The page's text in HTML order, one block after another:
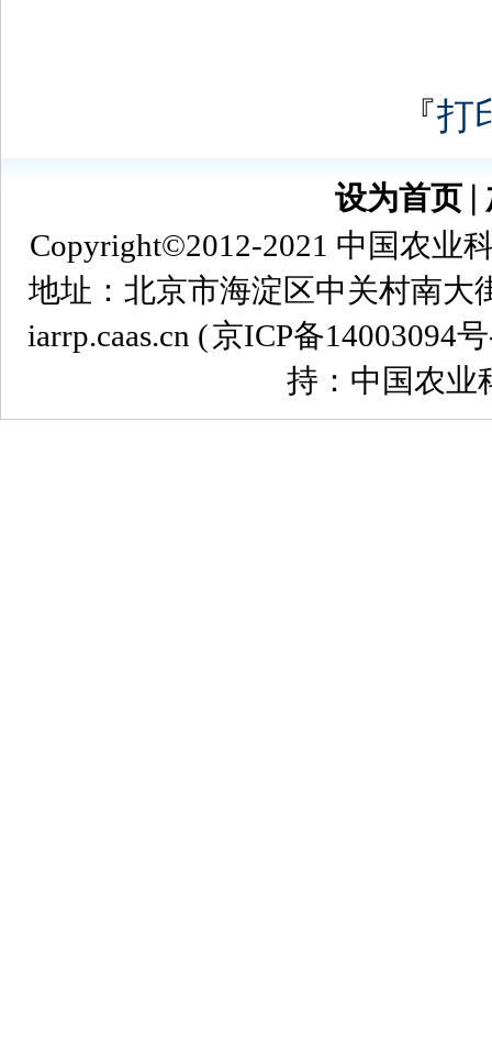
『打
设为首页
Copyright©2012-2021 中国农业
地址：北京市海淀区中关村南大
iarrp.caas.cn (京ICP备14003094
持：中国农